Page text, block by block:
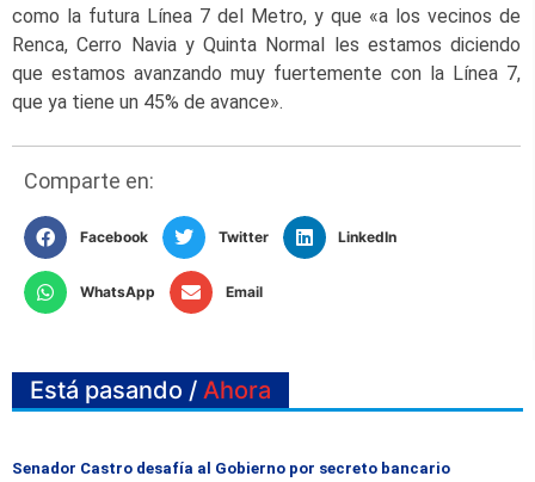
como la futura Línea 7 del Metro, y que «a los vecinos de
Renca, Cerro Navia y Quinta Normal les estamos diciendo
que estamos avanzando muy fuertemente con la Línea 7,
que ya tiene un 45% de avance».
Comparte en:
Facebook Twitter LinkedIn
WhatsApp Email
Está pasando / Ahora
Senador Castro desafía al Gobierno por secreto bancario